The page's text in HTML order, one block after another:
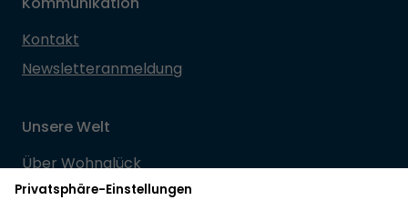
Kontakt
Newsletteranmeldung
Unsere Welt
Über Wohnglück
Sitemap